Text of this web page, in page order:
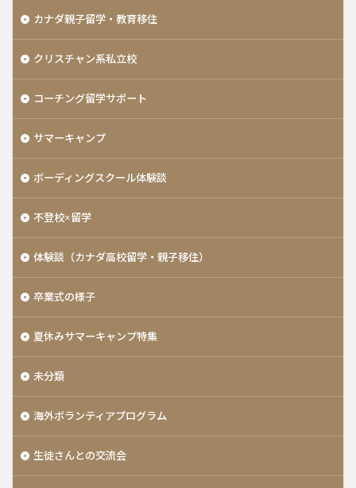
カナダ親子留学・教育移住
クリスチャン系私立校
コーチング留学サポート
サマーキャンプ
ボーディングスクール体験談
不登校×留学
体験談（カナダ高校留学・親子移住）
卒業式の様子
夏休みサマーキャンプ特集
未分類
海外ボランティアプログラム
生徒さんとの交流会